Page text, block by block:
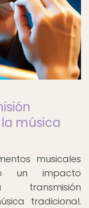
música
musicales
un impacto
tradicional.